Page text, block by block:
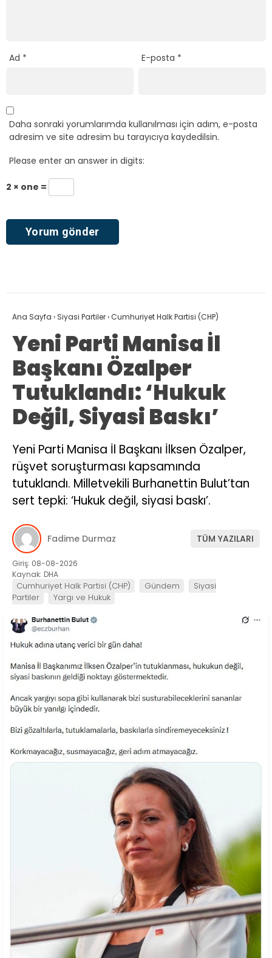
Ad * E-posta *
Daha sonraki yorumlarımda kullanılması için adım, e-posta
adresim ve site adresim bu tarayıcıya kaydedilsin.
Please enter an answer in digits:
2 × one =
Ana Sayfa › Siyasi Partiler›Cumhuriyet Halk Partisi (CHP)
Yeni Parti Manisa İl
Başkanı Özalper
Tutuklandı: ‘Hukuk
Değil, Siyasi Baskı’
Yeni Parti Manisa İl Başkanı İlksen Özalper,
rüşvet soruşturması kapsamında
tutuklandı. Milletvekili Burhanettin Bulut’tan
sert tepki: ‘Hukuk değil, siyasi baskı’.
Fadime Durmaz TÜM YAZILARI
Giriş: 08-08-2026
Kaynak: DHA
Cumhuriyet Halk Partisi (CHP) Gündem
Siyasi
Partiler
Yargı ve Hukuk